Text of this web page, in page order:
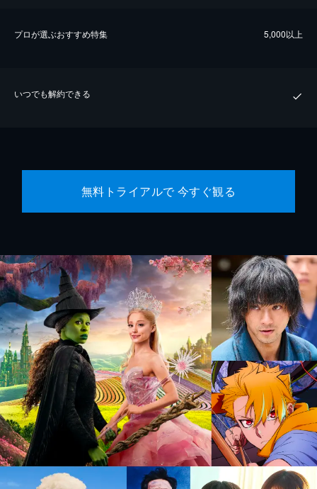
プロが選ぶおすすめ特集 5,000以上
いつでも解約できる
無料トライアルで 今すぐ観る